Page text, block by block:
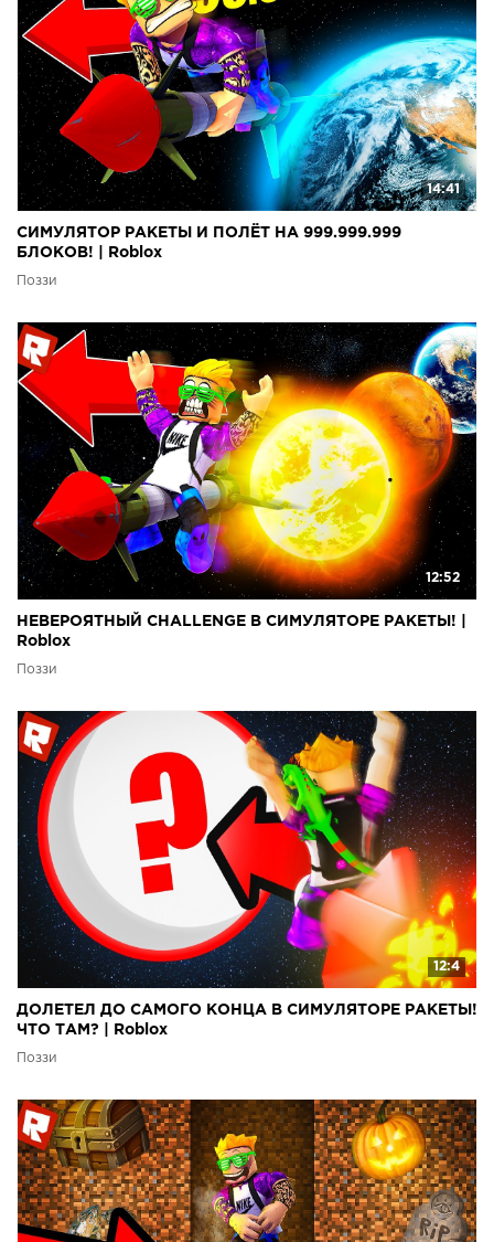
14:41
СИМУЛЯТОР РАКЕТЫ И ПОЛЁТ НА 999.999.999
БЛОКОВ! | Roblox
Поззи
12:52
НЕВЕРОЯТНЫЙ CHALLENGE В СИМУЛЯТОРЕ РАКЕТЫ! |
Roblox
Поззи
12:4
ДОЛЕТЕЛ ДО САМОГО КОНЦА В СИМУЛЯТОРЕ РАКЕТЫ!
ЧТО ТАМ? | Roblox
Поззи